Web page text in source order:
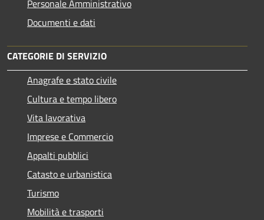
Personale Amministrativo
Documenti e dati
CATEGORIE DI SERVIZIO
Anagrafe e stato civile
Cultura e tempo libero
Vita lavorativa
Imprese e Commercio
Appalti pubblici
Catasto e urbanistica
Turismo
Mobilità e trasporti